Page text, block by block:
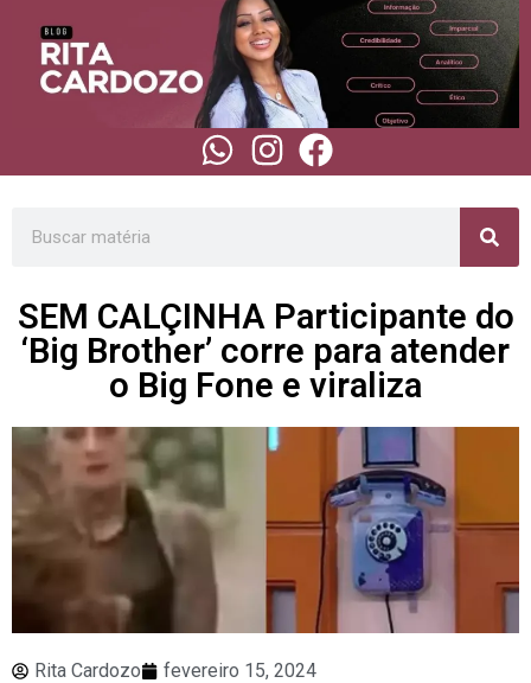
SEM CALÇINHA Participante do
‘Big Brother’ corre para atender
o Big Fone e viraliza
Rita Cardozo fevereiro 15, 2024